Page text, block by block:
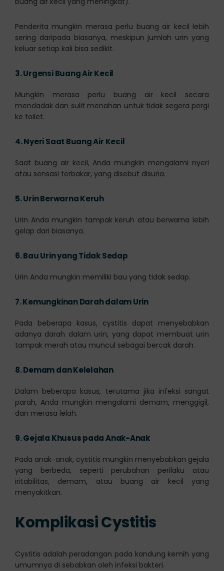
Penderita mungkin merasa perlu buang air kecil lebih
sering daripada biasanya, meskipun jumlah urin yang
keluar setiap kali bisa sedikit.
3.Urgensi Buang Air Kecil
Mungkin merasa perlu buang air kecil secara
mendadak dan sulit menahan untuk tidak segera pergi
ke toilet.
4.Nyeri Saat Buang Air Kecil
Saat buang air kecil, Anda mungkin mengalami nyeri
atau sensasi terbakar, yang disebut disuria.
5.Urin Berwarna Keruh
Urin Anda mungkin tampak keruh atau berwarna lebih
gelap dari biasanya.
6.Bau Urin yang Tidak Sedap
Urin Anda mungkin memiliki bau yang tidak sedap.
7.Kemungkinan Darah dalam Urin
Pada beberapa kasus, cystitis dapat menyebabkan
adanya darah dalam urin, yang dapat membuat urin
tampak merah atau muncul sebagai bercak darah.
8.Demam dan Kelelahan
Dalam beberapa kasus, terutama jika infeksi sangat
parah, Anda mungkin mengalami demam, menggigil,
dan merasa lelah.
9.Gejala Khusus pada Anak-Anak
Pada anak-anak, cystitis mungkin menyebabkan gejala
yang berbeda, seperti perubahan perilaku atau
iritabilitas, demam, atau buang air kecil yang
menyakitkan.
Komplikasi Cystitis
Cystitis adalah peradangan pada kandung kemih yang
umumnya di sebabkan oleh infeksi bakteri.